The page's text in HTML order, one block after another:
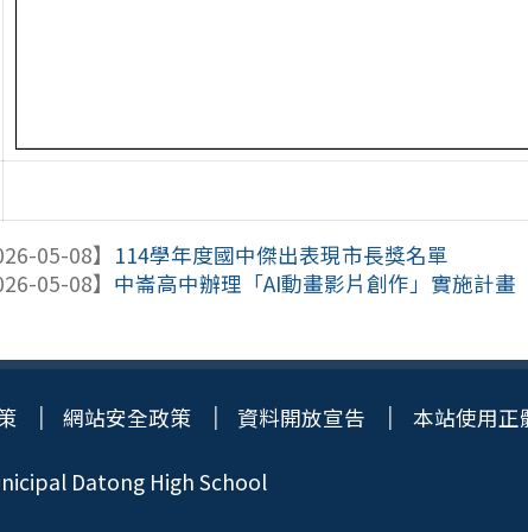
05-08】 114學年度國中傑出表現市長獎名單
05-08】 中崙高中辦理「AI動畫影片創作」實施計畫
網站安全政策 資料開放宣告 本站使用正
Datong High School